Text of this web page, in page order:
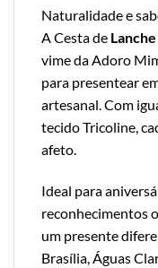
Naturalidade e
A Cesta de
vime da Adoro
para presentear
artesanal. Com
tecido Tricoline,
afeto.
Ideal para
reconhecimentos
um presente
Brasília, Águas